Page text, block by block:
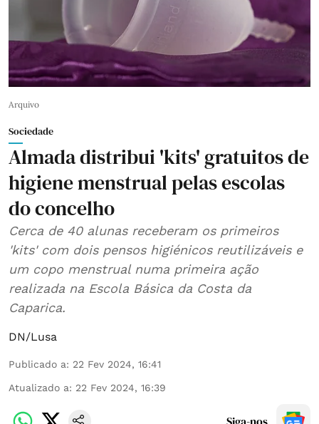
Arquivo
Sociedade
Almada distribui 'kits' gratuitos de
higiene menstrual pelas escolas
do concelho
Cerca de 40 alunas receberam os primeiros
'kits' com dois pensos higiénicos reutilizáveis e
um copo menstrual numa primeira ação
realizada na Escola Básica da Costa da
Caparica.
DN/Lusa
Publicado a: 22 Fev 2024, 16:41
Atualizado a: 22 Fev 2024, 16:39
Siga-nos